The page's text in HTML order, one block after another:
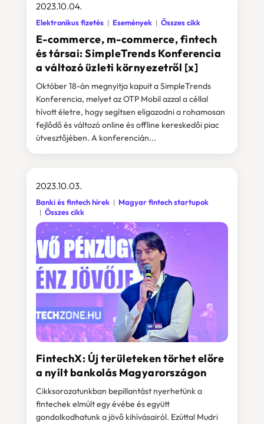
E-commerce, m-commerce, fintech
és társai: SimpleTrends Konferencia
a változó üzleti környezetről [x]
2023.10.04.
Elektronikus fizetés Események Összes cikk
Október 18-án megnyitja kapuit a SimpleTrends
Konferencia, melyet az OTP Mobil azzal a céllal
hívott életre, hogy segítsen eligazodni a rohamosan
fejlődő és változó online és offline kereskedői piac
útvesztőjében. A konferencián...
FintechX: Új területeken törhet előre
a nyílt bankolás Magyarországon
2023.10.03.
Banki és fintech hírek
Magyar fintech startupok
Összes cikk
Cikksorozatunkban bepillantást nyerhetünk a
fintechek elmúlt egy évébe és együtt
gondolkodhatunk a jövő kihívásairól. Ezúttal Mudri